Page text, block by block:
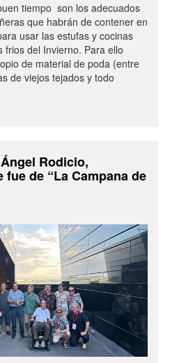
tiempo son los adecuados
que habrán de contener en
usar las estufas y cocinas
frios del Invierno. Para ello
de material de poda (entre
de viejos tejados y todo
Rodicio,
fue de “La Campana de